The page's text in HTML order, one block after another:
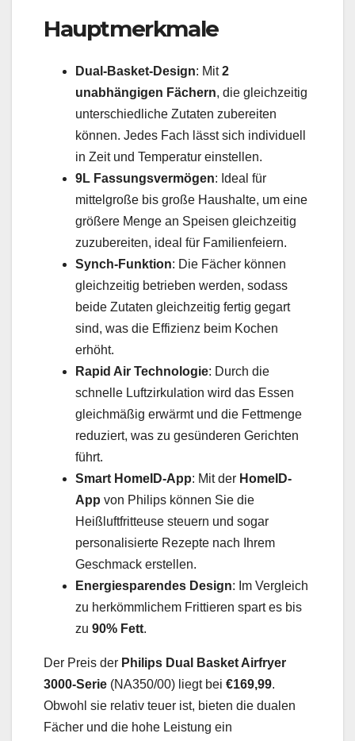
Hauptmerkmale
Dual-Basket-Design: Mit2
unabhängigen Fächern, die gleichzeitig
unterschiedliche Zutaten zubereiten
können. Jedes Fach lässt sich individuell
in Zeit und Temperatur einstellen.
9L Fassungsvermögen: Ideal für
mittelgroße bis große Haushalte, um eine
größere Menge an Speisen gleichzeitig
zuzubereiten, ideal für Familienfeiern.
Synch-Funktion: Die Fächer können
gleichzeitig betrieben werden, sodass
beide Zutaten gleichzeitig fertig gegart
sind, was die Effizienz beim Kochen
erhöht.
Rapid Air Technologie: Durch die
schnelle Luftzirkulation wird das Essen
gleichmäßig erwärmt und die Fettmenge
reduziert, was zu gesünderen Gerichten
führt.
Smart HomeID-App: Mit der HomeID-
App von Philips können Sie die
Heißluftfritteuse steuern und sogar
personalisierte Rezepte nach Ihrem
Geschmack erstellen.
Energiesparendes Design: Im Vergleich
zu herkömmlichem Frittieren spart es bis
zu 90% Fett.
Der Preis der Philips Dual Basket Airfryer
3000-Serie (NA350/00) liegt bei €169,99.
Obwohl sie relativ teuer ist, bieten die dualen
Fächer und die hohe Leistung ein